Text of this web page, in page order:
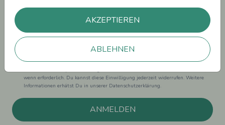
AKZEPTIEREN
ABLEHNEN
Einwilligung zur Datennutzung für Marketingzwecke: Hiermit willigst Du ein,
dass wir Dich mit neuesten Informationen aus unserem Angebot informieren
können. Dies umfasst den Versand unseres Newsletters. Zudem können wir Dir
Produktinformationen zu Deinen Interessen auf anderen Plattformen wie
Facebook und Google anzeigen. Um Dir diesen Service anbieten zu können,
wenn erforderlich. Du kannst diese Einwilligung jederzeit widerrufen. Weitere
Informationen erhätst Du in unserer Datenschutzerklärung.
ANMELDEN